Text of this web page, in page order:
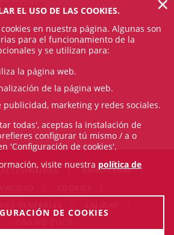
ACCESIBILIDAD
AVISO LEGAL
EL USO DE LAS COOKIES.
en nuestra página. Algunas son
para el funcionamiento de la
y se utilizan para:
la página web.
de la página web.
publicidad, marketing y redes sociales.
todas', aceptas la instalación de
configurar tú mismo / a o
'Configuración de cookies'.
visite nuestra política de
DE COOKIES